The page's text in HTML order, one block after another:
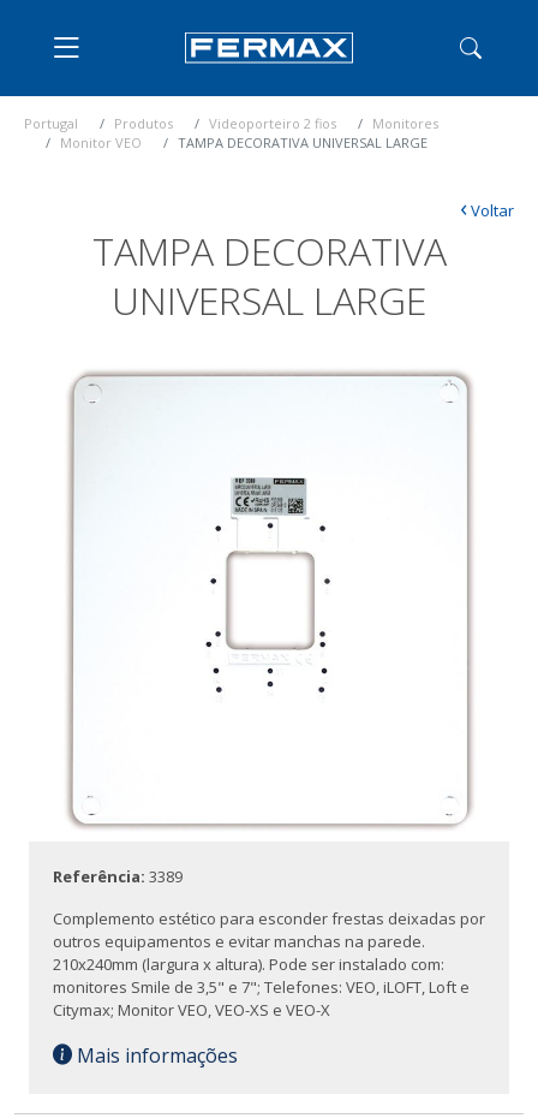
Portugal Produtos Videoporteiro 2 fios
Monitores
Monitor VEO
TAMPA DECORATIVA UNIVERSAL LARGE
TAMPA DECORATIVA
UNIVERSAL LARGE
‹Voltar
Referência: 3389
Complemento estético para esconder frestas deixadas por
outros equipamentos e evitar manchas na parede.
210x240mm (largura x altura). Pode ser instalado com:
monitores Smile de 3,5" e 7"; Telefones: VEO, iLOFT, Loft e
Citymax; Monitor VEO, VEO-XS e VEO-X
Mais informações